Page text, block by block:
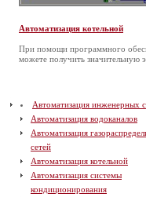
Автоматизация котельной
При помощи программного
можете получить значительную
Автоматизация инженерных
Автоматизация водоканалов
Автоматизация
сетей
Автоматизация котельной
Автоматизация системы
кондиционирования